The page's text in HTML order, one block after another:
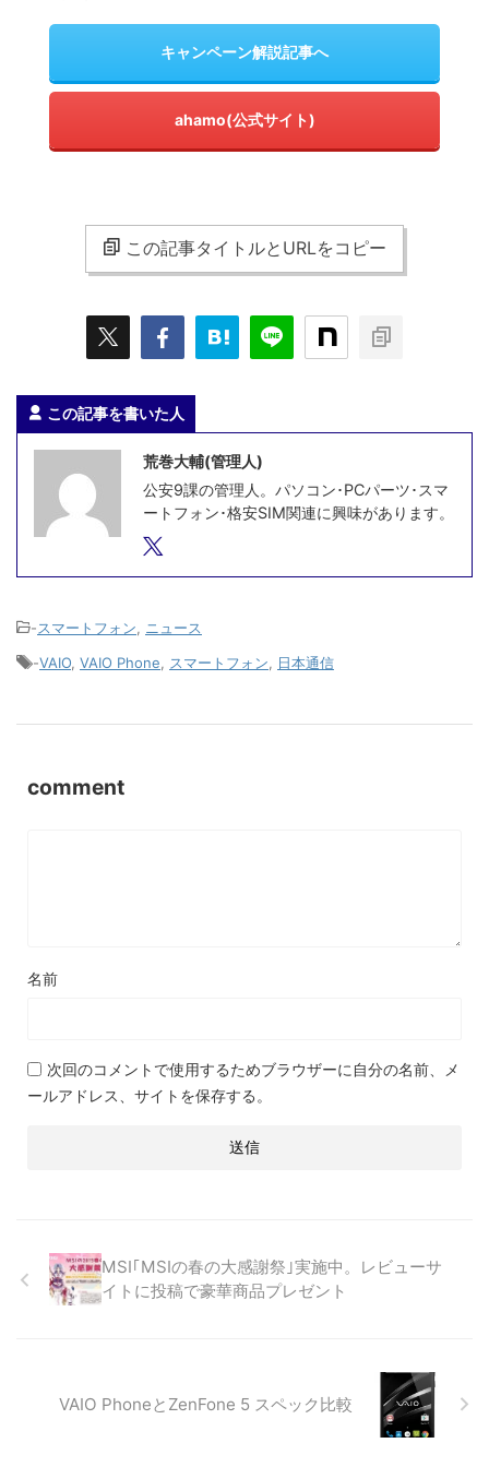
キャンペーン解説記事へ
ahamo(公式サイト)
この記事タイトルとURLをコピー
この記事を書いた人
荒巻大輔(管理人)
公安9課の管理人。パソコン･PCパーツ･スマ
ートフォン･格安SIM関連に興味があります。
-スマートフォン, ニュース
-VAIO, VAIO Phone, スマートフォン, 日本通信
comment
名前
次回のコメントで使用するためブラウザーに自分の名前、メ
ールアドレス、サイトを保存する。
MSI｢MSIの春の大感謝祭｣実施中。レビューサ
イトに投稿で豪華商品プレゼント
VAIO PhoneとZenFone 5 スペック比較